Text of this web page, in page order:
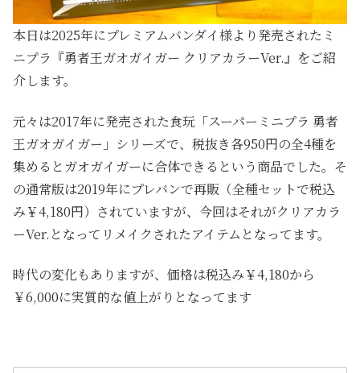
本日は2025年にプレミアムバンダイ様より発売されたミ
ニプラ『勇者王ガオガイガー クリアカラーVer.』をご紹
介します。
元々は2017年に発売された食玩「スーパーミニプラ 勇者
王ガオガイガー」シリーズで、税抜き各950円の全4種を
集めるとガオガイガーに合体できるという商品でした。そ
の通常版は2019年にプレバンで再販（全種セットで税込
み￥4,180円）されていますが、今回はそれがクリアカラ
ーVer.となってリメイクされたアイテムとなってます。
時代の変化もありますが、価格は税込み￥4,180から
￥6,000に実質的な値上がりとなってます